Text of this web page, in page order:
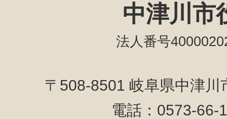
中津川市
法人番号
〒508-8501 岐阜県中津
電話：0573-